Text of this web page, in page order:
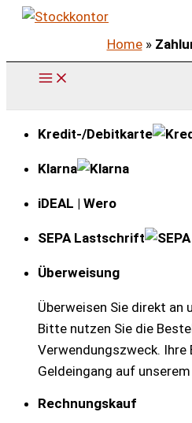
Zum
springen
Home»
Kredit-/Debitkarte
Klarna
iDEAL | Wero
SEPA Lastschrift
Überweisung
Überweisen Sie direkt an
Bitte nutzen Sie die
Verwendungszweck.
Geldeingang auf
Rechnungskauf